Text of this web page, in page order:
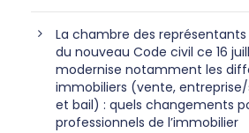
La chambre des
du nouveau Code civil ce 16
modernise notamment les
immobiliers (vente,
et bail) : quels changements
professionnels de l’immobilier